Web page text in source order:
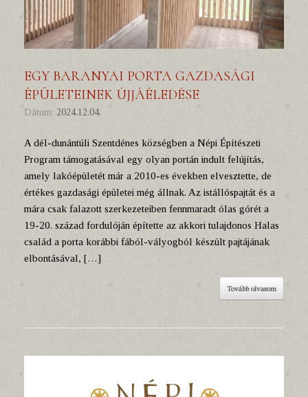
EGY BARANYAI PORTA GAZDASÁGI
ÉPÜLETEINEK ÚJJÁÉLEDÉSE
Dátum: 2024.12.04.
A dél-dunántúli Szentdénes községben a Népi Építészeti
Program támogatásával egy olyan portán indult felújítás,
amely lakóépületét már a 2010-es években elvesztette, de
értékes gazdasági épületei még állnak. Az istállóspajtát és a
mára csak falazott szerkezeteiben fennmaradt ólas górét a
19-20. század fordulóján építette az akkori tulajdonos Halas
család a porta korábbi fából-vályogból készült pajtájának
elbontásával, […]
Tovább olvasom